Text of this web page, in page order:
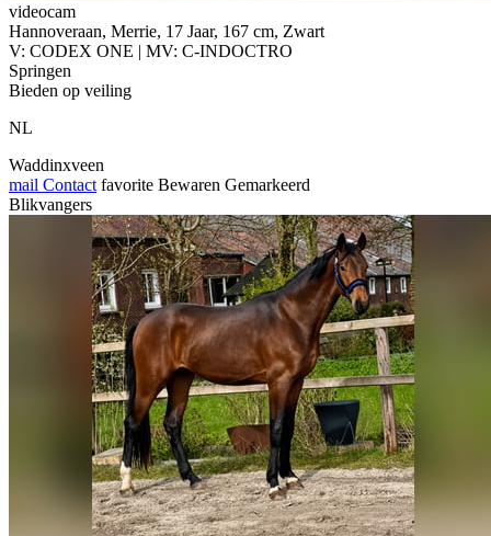
videocam
Hannoveraan, Merrie, 17 Jaar, 167 cm, Zwart
V: CODEX ONE | MV: C-INDOCTRO
Springen
Bieden op veiling
NL
Waddinxveen
mail Contact favorite Bewaren Gemarkeerd
Blikvangers